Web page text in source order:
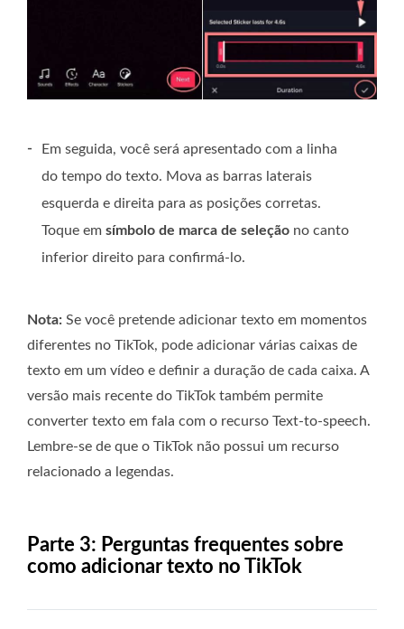
-
Em seguida, você será apresentado com a linha
do tempo do texto. Mova as barras laterais
esquerda e direita para as posições corretas.
Toque em símbolo de marca de seleção no canto
inferior direito para confirmá-lo.
Nota: Se você pretende adicionar texto em momentos
diferentes no TikTok, pode adicionar várias caixas de
texto em um vídeo e definir a duração de cada caixa. A
versão mais recente do TikTok também permite
converter texto em fala com o recurso Text-to-speech.
Lembre-se de que o TikTok não possui um recurso
relacionado a legendas.
Parte 3: Perguntas frequentes sobre
como adicionar texto no TikTok